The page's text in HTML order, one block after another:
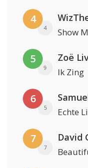
4
4 Show
5
9
Zoë
Ik Zing
6
5 Echte
7
7
David